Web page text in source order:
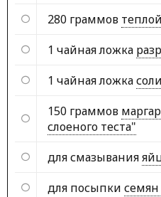
280 граммов
1 чайная ложка
1 чайная ложкасоли
150 граммов
слоеного теста"
для смазывания
для посыпки